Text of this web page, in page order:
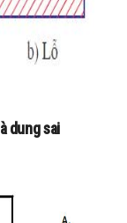
dung sai